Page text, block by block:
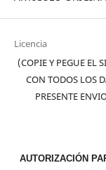
Licencia
(COPIE Y PEGUE EL
CON TODOS LOS
PRESENTE
AUTORIZACIÓN